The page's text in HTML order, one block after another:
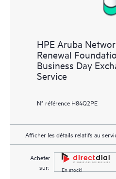
HPE Aruba
Renewal
Business Day
Service
N° référence H84Q2PE
Afficher les détails relatifs au
Acheter
sur:
En stock!